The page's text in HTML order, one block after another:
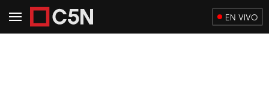
EN VIVO